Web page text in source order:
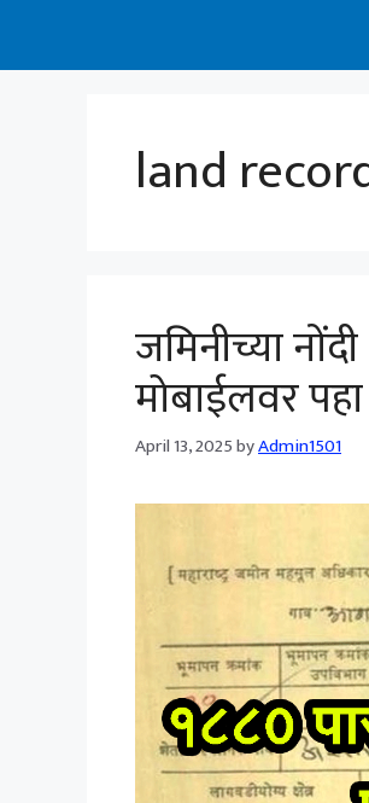
land
जमिनीच्या
मोबाईलवर पहा
April 13, 2025byAdmin1501